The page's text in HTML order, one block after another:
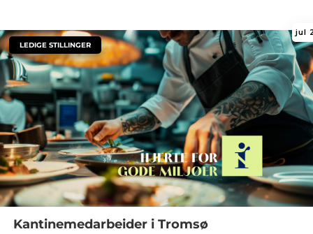
Kantinemedarbeider i Tromsø
jul
LEDIGE STILLINGER